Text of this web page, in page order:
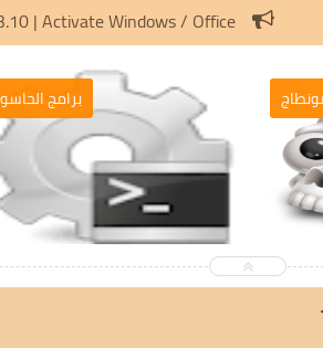
Scripts v3.10 | Activate Windows / Office
برامج